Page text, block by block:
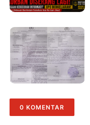
0 KOMENTAR